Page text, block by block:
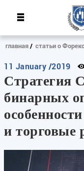
главная статьи о
11 January /2019
Стратегия
бинарных
и торговые